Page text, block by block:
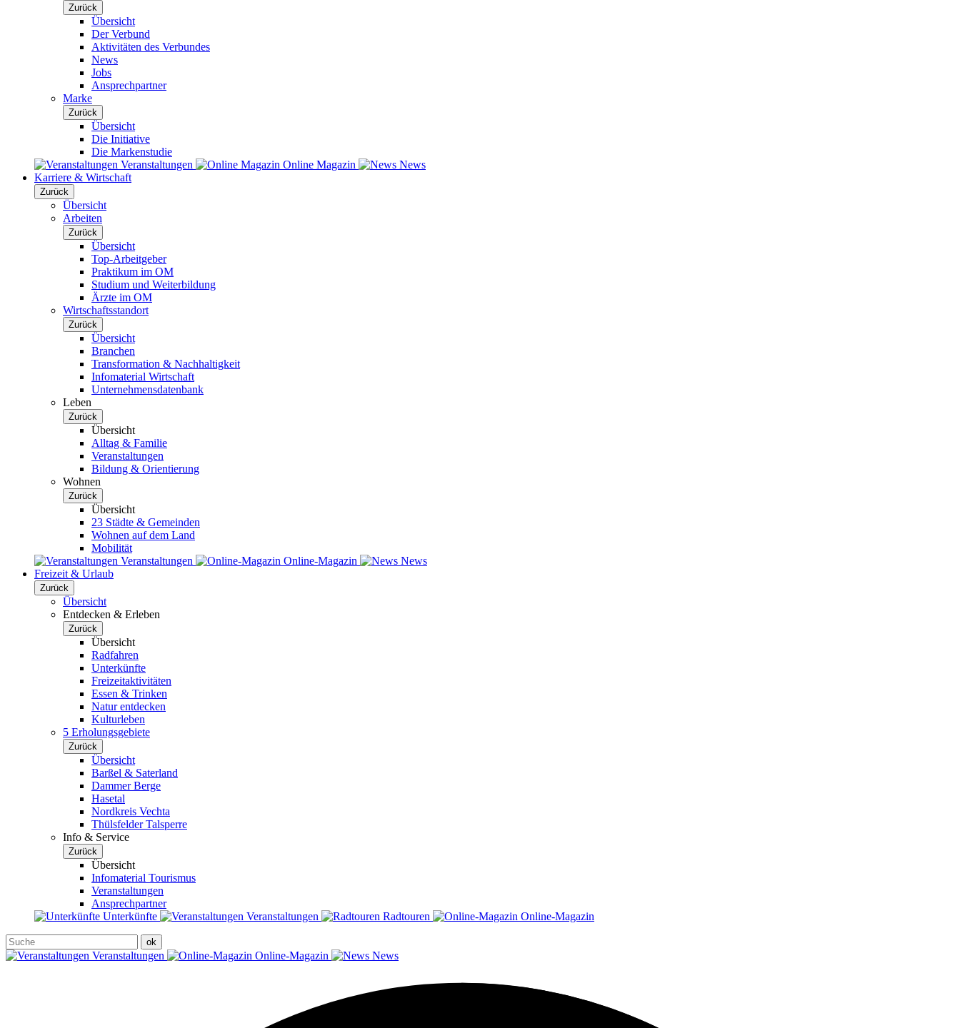
Zurück
Übersicht
Der Verbund
Aktivitäten des Verbundes
News
Jobs
Ansprechpartner
Marke
Zurück
Übersicht
Die Initiative
Die Markenstudie
Veranstaltungen
Online Magazin
News
Karriere & Wirtschaft
Zurück
Übersicht
Arbeiten
Zurück
Übersicht
Top-Arbeitgeber
Praktikum im OM
Studium und Weiterbildung
Ärzte im OM
Wirtschaftsstandort
Zurück
Übersicht
Branchen
Transformation & Nachhaltigkeit
Infomaterial Wirtschaft
Unternehmensdatenbank
Leben
Zurück
Übersicht
Alltag & Familie
Veranstaltungen
Bildung & Orientierung
Wohnen
Zurück
Übersicht
23 Städte & Gemeinden
Wohnen auf dem Land
Mobilität
Veranstaltungen
Online-Magazin
News
Freizeit & Urlaub
Zurück
Übersicht
Entdecken & Erleben
Zurück
Übersicht
Radfahren
Unterkünfte
Freizeitaktivitäten
Essen & Trinken
Natur entdecken
Kulturleben
5 Erholungsgebiete
Zurück
Übersicht
Barßel & Saterland
Dammer Berge
Hasetal
Nordkreis Vechta
Thülsfelder Talsperre
Info & Service
Zurück
Übersicht
Infomaterial Tourismus
Veranstaltungen
Ansprechpartner
Unterkünfte
Veranstaltungen Radtouren Online-Magazin
Veranstaltungen Online-Magazin News